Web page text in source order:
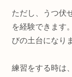
ただし、うつ伏
を経験できます
びの土台になり
練習をする時は